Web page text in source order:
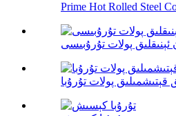
Prime Hot Rolled Steel
ئېنىقلىق پولات تۇرۇبىسى
قېتىشمىلىق پولات تۇرۇبا